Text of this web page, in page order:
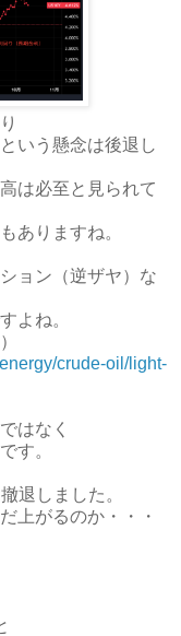
いう懸念は後退し
は必至と見られて
ありますね。
ョン（逆ザヤ）な
よね。
crude-oil/light-
はなく
す。
退しました。
上がるのか・・・